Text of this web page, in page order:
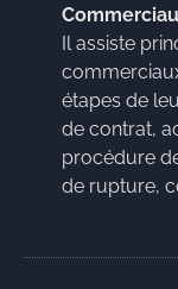
Il assiste
étapes de
de contrat,
procédure
de rupture,